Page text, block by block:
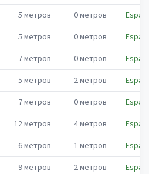
5 метров 0метров
5 метров 0метров
7метров 0метров
5 метров 2метров
7метров 0метров
12метров 4метров
6метров 1 метров
9метров 2метров